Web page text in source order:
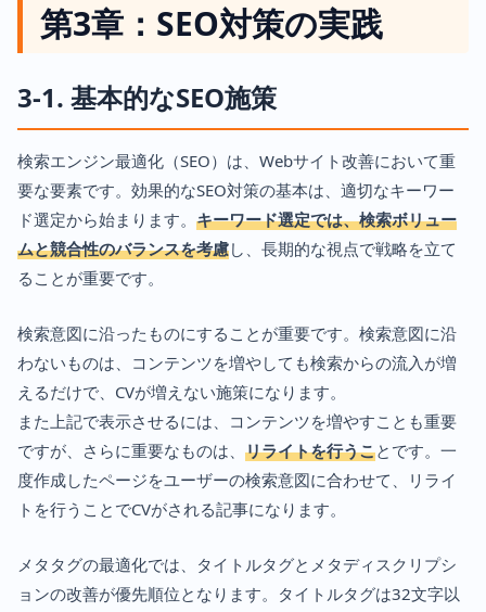
第3章：SEO対策の実践
3-1. 基本的なSEO施策
検索エンジン最適化（SEO）は、Webサイト改善において重
要な要素です。効果的なSEO対策の基本は、適切なキーワー
ド選定から始まります。 キーワード選定では、検索ボリュー
ムと競合性のバランスを考慮し、長期的な視点で戦略を立て
ることが重要です。
検索意図に沿ったものにすることが重要です。検索意図に沿
わないものは、コンテンツを増やしても検索からの流入が増
えるだけで、CVが増えない施策になります。
また上記で表示させるには、コンテンツを増やすことも重要
ですが、さらに重要なものは、 リライトを行うことです。一
度作成したページをユーザーの検索意図に合わせて、リライ
トを行うことでCVがされる記事になります。
メタタグの最適化では、タイトルタグとメタディスクリプシ
ョンの改善が優先順位となります。タイトルタグは32文字以